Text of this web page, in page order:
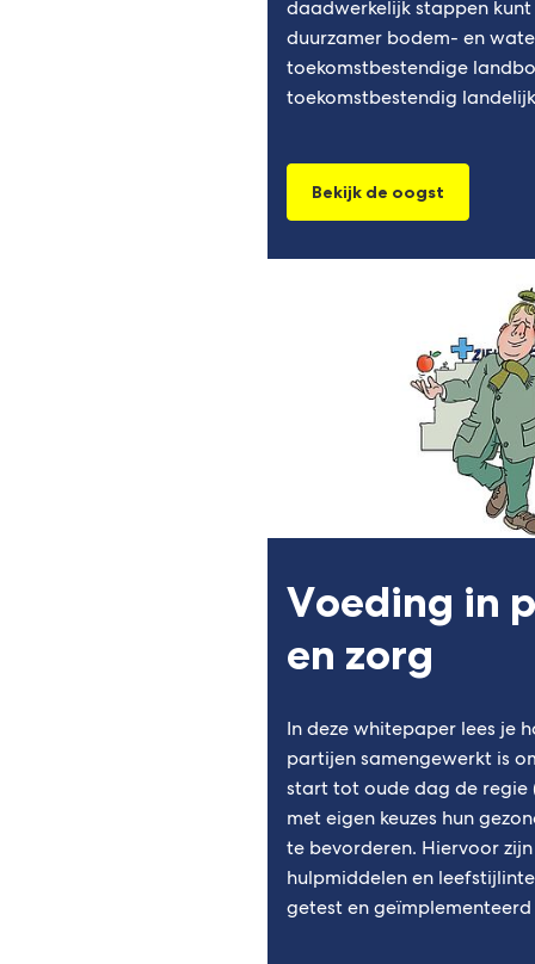
daadwerkelijk stappen
duurzamer bodem- en
toekomstbestendige
toekomstbestendig
Bekijk de oogst
Voeding in
en zorg
In deze whitepaper lees je
partijen samengewerkt is
start tot oude dag de regie
met eigen keuzes hun
te bevorderen. Hiervoor
hulpmiddelen en
getest en